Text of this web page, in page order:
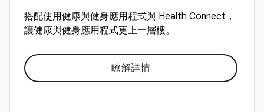
搭配使用健康與健身應用程式與 Health Connect，
讓健康與健身應用程式更上一層樓。
瞭解詳情